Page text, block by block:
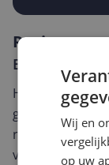
Reviews
Er zijn nog
Heb jij dit
geven? Start
review.
van een review
Wij en
op uw